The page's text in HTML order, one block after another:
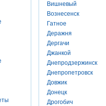
Вишневый
Вознесенск
Гатное
Деражня
Дергачи
Джанкой
Днепродзержинск
Днепропетровск
Довжик
Донецк
Дрогобич